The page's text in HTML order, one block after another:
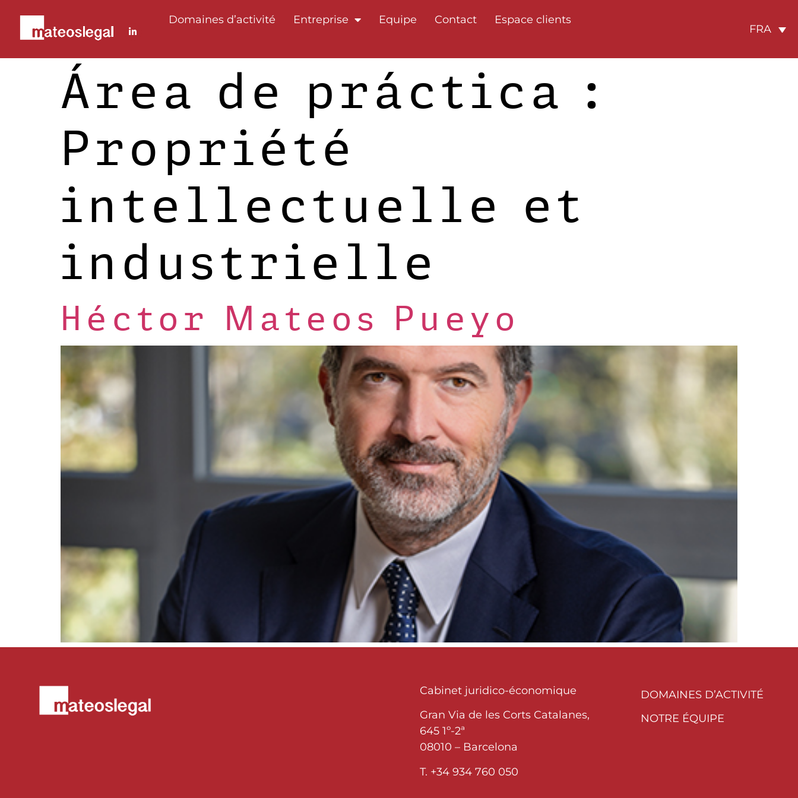
Domaines d’activité Entreprise Equipe Contact Espace clients
FRA
Área de práctica :
Propriété
intellectuelle et
industrielle
Héctor Mateos Pueyo
Cabinet juridico-économique
Gran Via de les Corts Catalanes,
645 1º-2ª
08010 – Barcelona
T. +34 934 760 050
DOMAINES D’ACTIVITÉ
NOTRE ÉQUIPE